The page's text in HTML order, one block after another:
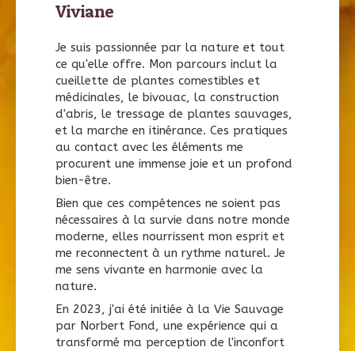
Viviane
Je suis passionnée par la nature et tout
ce qu'elle offre. Mon parcours inclut la
cueillette de plantes comestibles et
médicinales, le bivouac, la construction
d'abris, le tressage de plantes sauvages,
et la marche en itinérance. Ces pratiques
au contact avec les éléments me
procurent une immense joie et un profond
bien-être.
Bien que ces compétences ne soient pas
nécessaires à la survie dans notre monde
moderne, elles nourrissent mon esprit et
me reconnectent à un rythme naturel. Je
me sens vivante en harmonie avec la
nature.
En 2023, j'ai été initiée à la Vie Sauvage
par Norbert Fond, une expérience qui a
transformé ma perception de l'inconfort